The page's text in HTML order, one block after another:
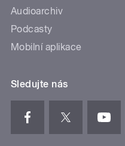
Audioarchiv
Podcasty
Mobilní aplikace
Sledujte nás